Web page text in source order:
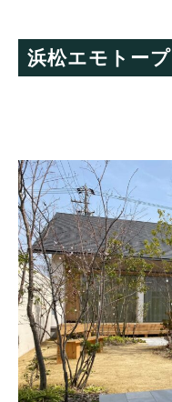
浜松エモトープ